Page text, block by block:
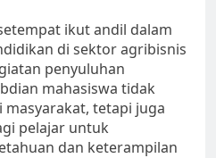
ikut andil dalam
di sektor agribisnis
penyuluhan
mahasiswa tidak
tetapi juga
pelajar untuk
dan keterampilan